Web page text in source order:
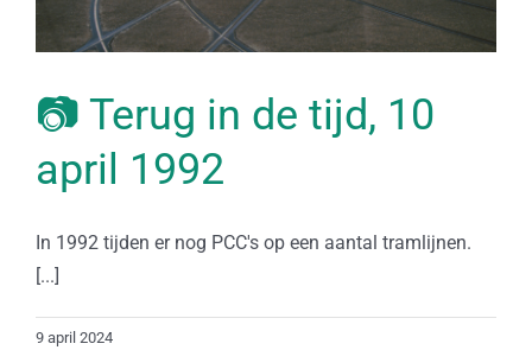
📷 Terug in de tijd, 10
april 1992
In 1992 tijden er nog PCC's op een aantal tramlijnen.
[...]
9 april 2024